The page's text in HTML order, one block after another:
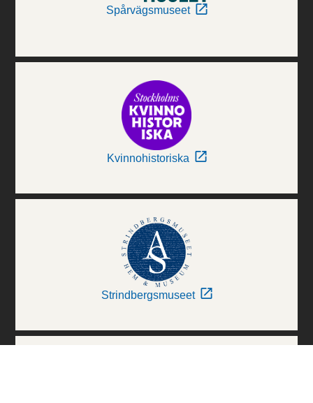
Spårvägsmuseet
Kvinnohistoriska
Strindbergsmuseet